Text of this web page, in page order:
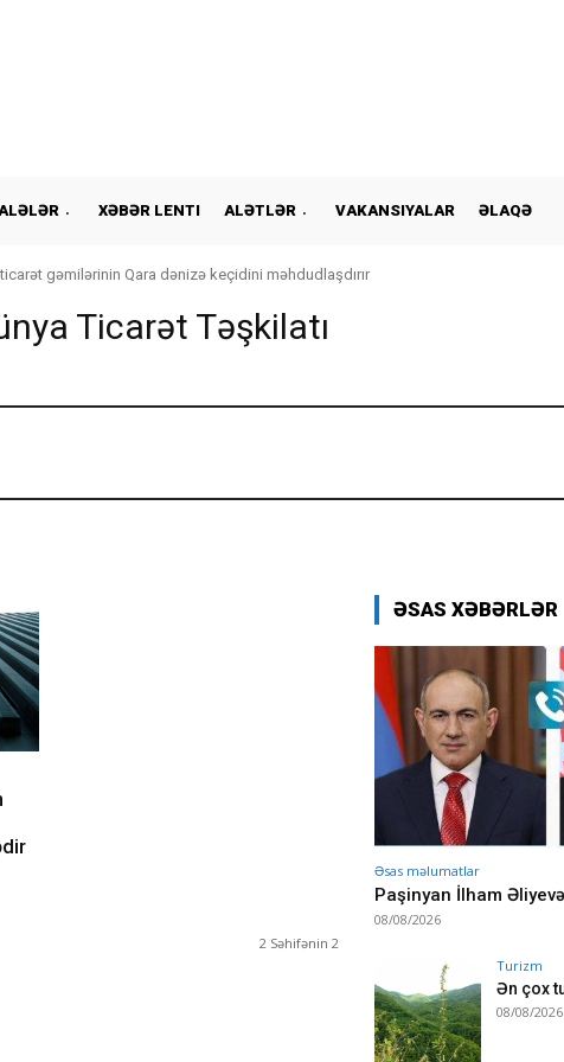
XƏBƏR LENTI ALƏTLƏR VAKANSIYALAR ƏLAQƏ
gəmilərinin Qara dənizə keçidini məhdudlaşdırır
Ticarət Təşkilatı
2 Səhifənin 2
ƏSAS XƏBƏRLƏR
Əsas məlumatlar
Paşinyan İlham
08/08/2026
Turizm
Ən çox
08/08/2026